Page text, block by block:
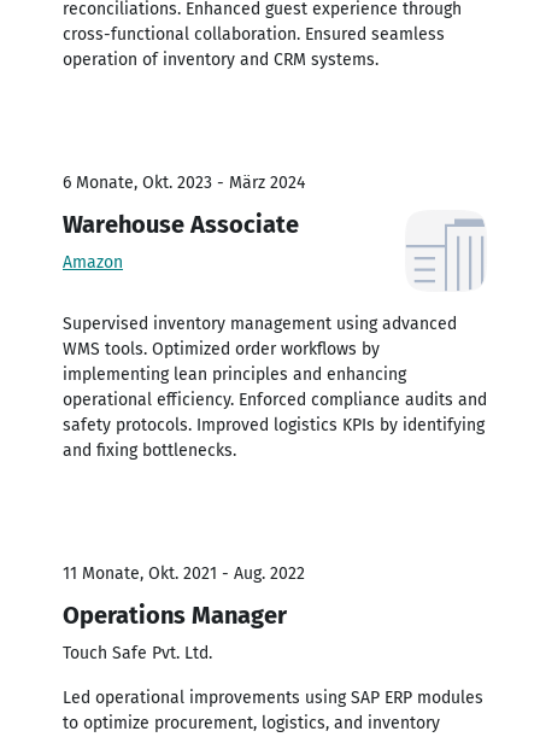
reconciliations. Enhanced guest experience through
cross-functional collaboration. Ensured seamless
operation of inventory and CRM systems.
6 Monate, Okt. 2023 - März 2024
Warehouse Associate
Amazon
Supervised inventory management using advanced
WMS tools. Optimized order workflows by
implementing lean principles and enhancing
operational efficiency. Enforced compliance audits and
safety protocols. Improved logistics KPIs by identifying
and fixing bottlenecks.
11 Monate, Okt. 2021 - Aug. 2022
Operations Manager
Touch Safe Pvt. Ltd.
Led operational improvements using SAP ERP modules
to optimize procurement, logistics, and inventory